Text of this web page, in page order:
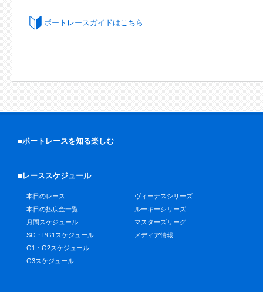
ボートレースガイドはこちら
■ボートレースを知る楽しむ
■レーススケジュール
本日のレース
本日の払戻金一覧
月間スケジュール
SG・PG1スケジュール
G1・G2スケジュール
G3スケジュール
ヴィーナスシリーズ
ルーキーシリーズ
マスターズリーグ
メディア情報